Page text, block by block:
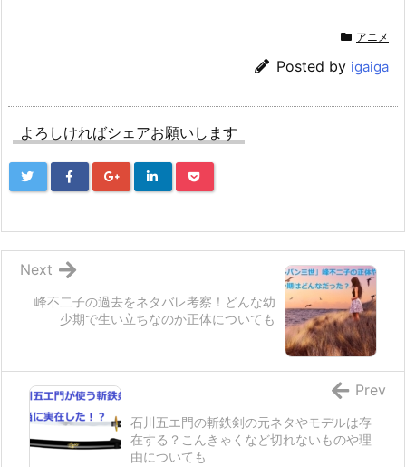
アニメ
Posted by igaiga
よろしければシェアお願いします
峰不二子の過去をネタバレ考察！どんな幼
少期で生い立ちなのか正体についても
Next
石川五エ門の斬鉄剣の元ネタやモデルは存
在する？こんきゃくなど切れないものや理
由についても
Prev